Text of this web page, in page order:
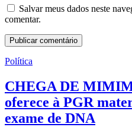
Salvar meus dados neste
comentar.
Política
CHEGA DE
oferece à PGR
exame de DNA